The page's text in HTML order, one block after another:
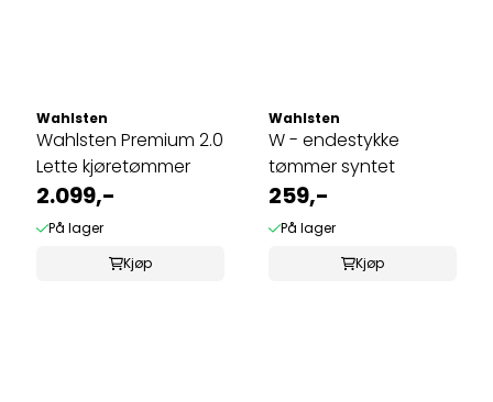
Wahlsten
Wahlsten Premium 2.0
Lette kjøretømmer
2.099,-
På lager
Kjøp
Wahlsten
W - endestykke
tømmer syntet
259,-
På lager
Kjøp